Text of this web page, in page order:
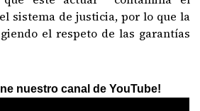
sistema de justicia, por lo que la
el respeto de las garantías
nuestro canal de YouTube!